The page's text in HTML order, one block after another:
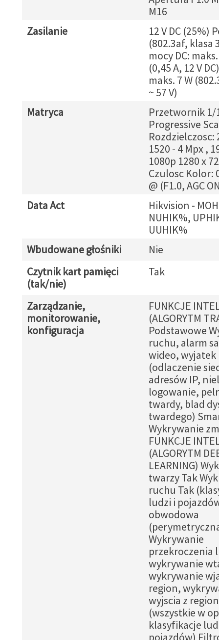
M16
Zasilanie
12 V DC (25%)
(802.3af, klasa
mocy DC:
(0,45 A, 12 V
maks. 7 W
~ 57 V)
Matryca
Przetwornik 1/
Progressive
Rozdzielczosc:
1520 - 4 Mpx ,
1080p 1280 x
Czulosc Kolor:
@ (F1.0, AGC
Data Act
Hikvision -
NUHIK%,
UUHIK%
Wbudowane głośniki
Nie
Czytnik kart pamięci
(tak/nie)
Tak
Zarządzanie,
monitorowanie,
konfiguracja
FUNKCJE
(ALGORYTM
Podstawowe
ruchu, alarm
wideo, wyjatek
(odlaczenie
adresów IP,
logowanie,
twardy, blad
twardego)
Wykrywanie
FUNKCJE
(ALGORYTM
LEARNING)
twarzy Tak
ruchu Tak
ludzi i
obwodowa
Wykrywanie
przekroczenia
wykrywanie
wykrywanie
region,
wyjscia z
(wszystkie w
klasyfikacje
pojazdów)